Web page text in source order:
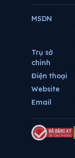
MSDN
Trụ sở
chính
Điện thoại
Website
Email